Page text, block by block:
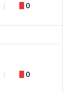
0
0